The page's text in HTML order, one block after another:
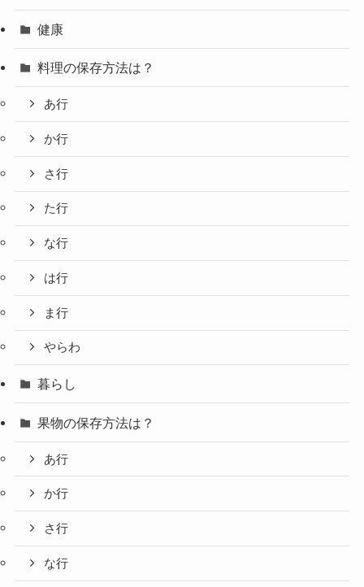
健康
料理の保存方法は？
あ行
か行
さ行
た行
な行
は行
ま行
やらわ
暮らし
果物の保存方法は？
あ行
か行
さ行
な行